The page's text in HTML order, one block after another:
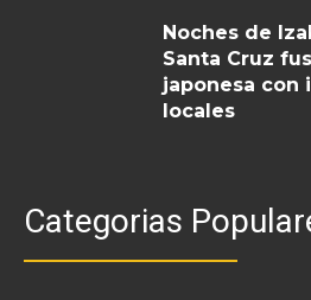
Noches de
Santa Cruz
japonesa con
locales
Categorias